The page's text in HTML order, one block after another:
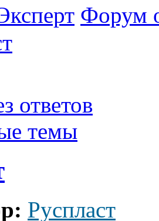
Форум
ответов
темы
Руспласт